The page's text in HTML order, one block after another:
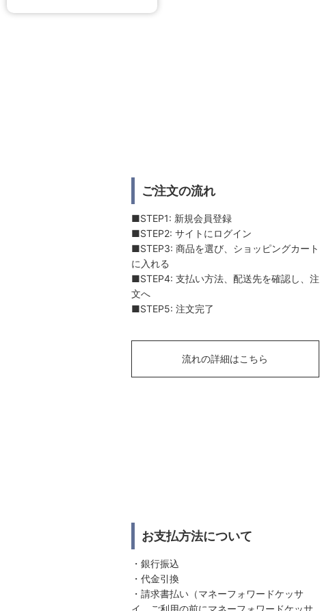
ご注文の流れ
■STEP1: 新規会員登録
■STEP2: サイトにログイン
■STEP3: 商品を選び、ショッピングカート
に入れる
■STEP4: 支払い方法、配送先を確認し、注
文へ
■STEP5: 注文完了
流れの詳細はこちら
お支払方法について
・銀行振込
・代金引換
・請求書払い（マネーフォワードケッサ
イ。ご利用の前にマネーフォワードケッサ